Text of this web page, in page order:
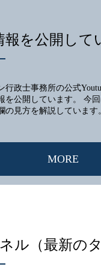
を公開して
行政士事務所の公式
を公開しています。 今
の見方を解説していま
MORE
ル（最新のタ